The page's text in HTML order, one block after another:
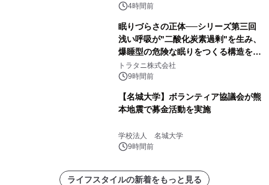
得な素泊まり連泊プランで
4時間前
眠りづらさの正体──シリーズ第三回
浅い呼吸が"二酸化炭素過剰"を生み、
爆睡型の危険な眠りをつくる構造を解
説
トラタニ株式会社
9時間前
【名城大学】ボランティア協議会が熊
本地震で募金活動を実施
学校法人 名城大学
9時間前
ライフスタイルの新着をもっと見る